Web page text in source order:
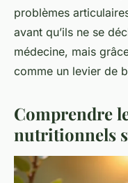
problèmes
avant qu’ils ne se
médecine, mais
comme un levier de
Comprendre
nutritionnels